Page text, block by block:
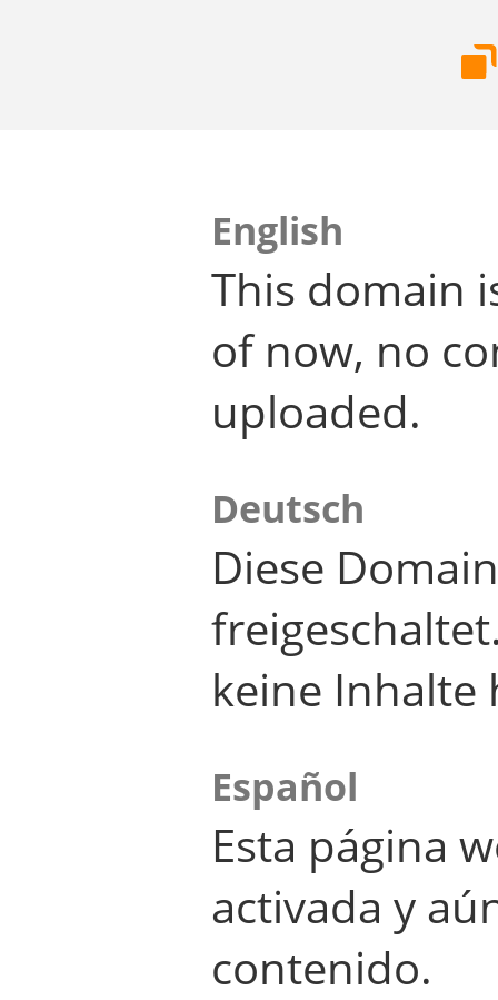
English
This domain
of now, no
uploaded.
Deutsch
Diese
keine Inhalte
Español
Esta página
activada y
contenido.